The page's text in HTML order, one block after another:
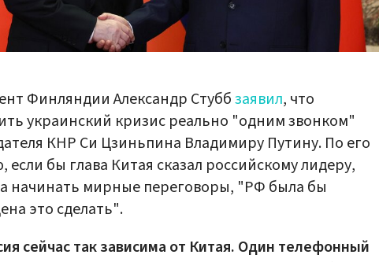
Финляндии Александр Стуббзаявил, что
украинский кризис реально "одним звонком"
КНР Си Цзиньпина Владимиру Путину. По его
бы глава Китая сказал российскому лидеру,
начинать мирные переговоры, "РФ была бы
это сделать".
сейчас так зависима от Китая. Один телефонный